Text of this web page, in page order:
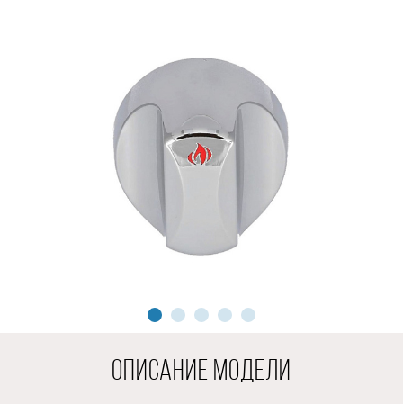
ОПИСАНИЕ МОДЕЛИ